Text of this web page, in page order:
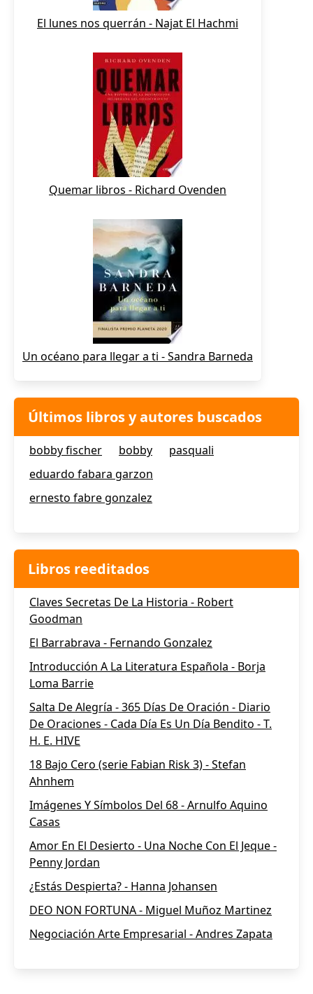
El lunes nos querrán - Najat El Hachmi
Quemar libros - Richard Ovenden
Un océano para llegar a ti - Sandra Barneda
Últimos libros y autores buscados
bobby fischer bobby
pasquali
eduardo fabara garzon
ernesto fabre gonzalez
Libros reeditados
Claves Secretas De La Historia - Robert
Goodman
El Barrabrava - Fernando Gonzalez
Introducción A La Literatura Española - Borja
Loma Barrie
Salta De Alegría - 365 Días De Oración - Diario
De Oraciones - Cada Día Es Un Día Bendito - T.
H. E. HIVE
18 Bajo Cero (serie Fabian Risk 3) - Stefan
Ahnhem
Imágenes Y Símbolos Del 68 - Arnulfo Aquino
Casas
Amor En El Desierto - Una Noche Con El Jeque -
Penny Jordan
¿Estás Despierta? - Hanna Johansen
DEO NON FORTUNA - Miguel Muñoz Martinez
Negociación Arte Empresarial - Andres Zapata